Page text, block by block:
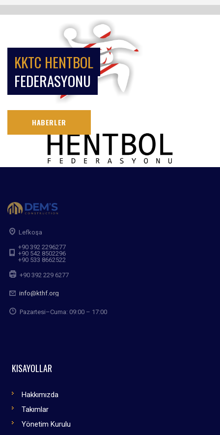
KKTC HENTBOL
FEDERASYONU
HABERLER
Lefkoşa
+90 392 2296277
+90 542 8502296
+90 533 8662522
+90 392 229 6277
info@kthf.org
Pazartesi–Cuma: 09:00 – 17:00
KISAYOLLAR
Hakkımızda
Takımlar
Yönetim Kurulu